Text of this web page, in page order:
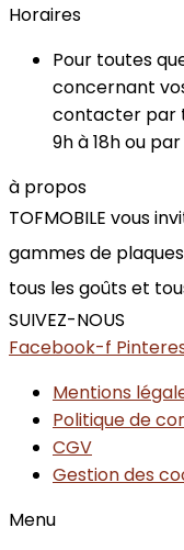
Horaires
Pour toutes
concernant
contacter par
9h à 18h ou
à propos
TOFMOBILE vous
gammes de
tous les goûts et
SUIVEZ-NOUS
Facebook-f
Mentions
Politique de
CGV
Gestion des
Menu